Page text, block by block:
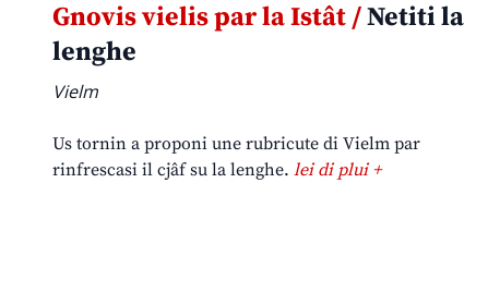
Gnovis vielis par la Istât /Netiti la
lenghe
Vielm
Us tornin a proponi une rubricute di Vielm par
rinfrescasi il cjâf su la lenghe. lei di plui +